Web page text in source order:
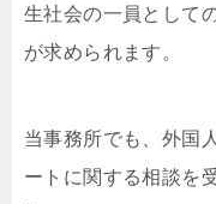
生社会の一員として
が求められます。
当事務所でも、外国
ートに関する相談を